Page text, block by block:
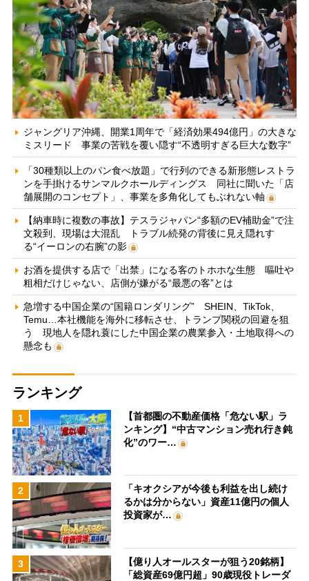
ジャングリア沖縄、開業1周年で「経済効果494億円」の大きな
ミスリード 事業の苦戦を覆い隠す“不透明すぎる巨大な数字”
「30種類以上のパン食べ放題」で行列のできる新形態レストラ
ンを手掛けるサンマルクホールディングス 同社に聞いた「店
舗展開のコンセプト」、事業を多角化してもぶれない軸
【納車時に複数の事故】テスラジャパン“多額のEV補助金”で注
文殺到、現場は大混乱 トラブル続発の背後に見え隠れす
る“イーロンの右腕”の影
お酒を提供する店で「出禁」になる客のトホホな生態 嘔吐や
粗相だけじゃない、店側が嫌がる“最悪の客”とは
急増する中国企業の“国籍ロンダリング” SHEIN、TikTok、
Temu…本社機能を海外に移転させ、トランプ関税の回避を狙
う 現地人を隠れ蓑にした中国企業の農業参入・土地取得への
懸念も
ランキング
1
【首都圏の不動産価格「危ない駅」ラ
ンキング】“中古マンション売れ行き鈍
化”のワー…
2
「キオクシアが今後も利益を出し続け
るかは分からない」資産11億円の個人
投資家が…
3
【億り人オールスターが狙う20銘柄】
「総資産69億円超」90歳現役トレーダ